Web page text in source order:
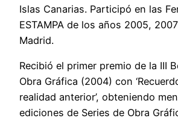
Islas Canarias. Participó en las
ESTAMPA de los años 2005,
Madrid.
Recibió el primer premio de la III
Obra Gráfica (2004) con
realidad anterior’, obteniendo
ediciones de Series de Obra